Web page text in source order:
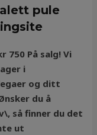
pule
750 På salg! Vi
i
og ditt
du å
så finner du det
ut